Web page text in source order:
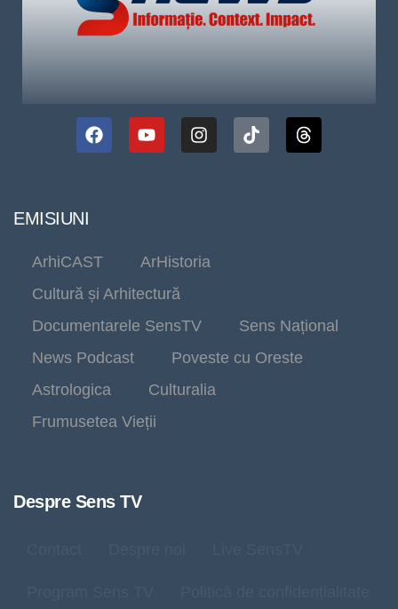
EMISIUNI
ArhiCAST
ArHistoria
Cultură și Arhitectură
Documentarele SensTV
Sens Național
News Podcast
Poveste cu Oreste
Astrologica
Culturalia
Frumusetea Vieții
Despre Sens TV